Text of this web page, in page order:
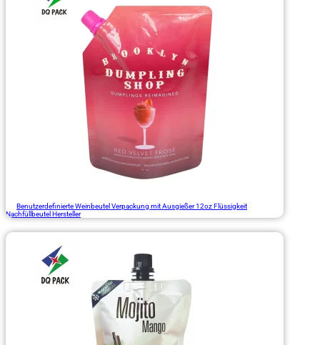
Benutzerdefinierte Weinbeutel Verpackung mit Ausgießer 12oz Flüssigkeit
Nachfüllbeutel Hersteller